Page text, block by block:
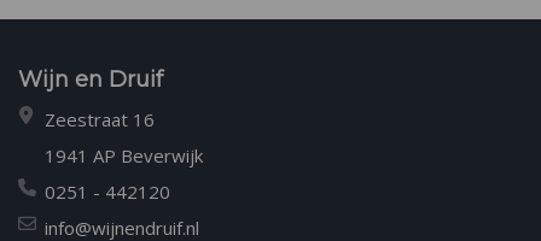
Wijn en Druif
Zeestraat 16
1941 AP Beverwijk
0251 - 442120
info@wijnendruif.nl